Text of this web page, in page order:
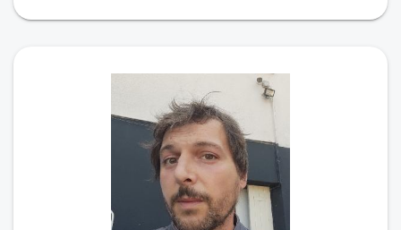
beaux coins de la région !